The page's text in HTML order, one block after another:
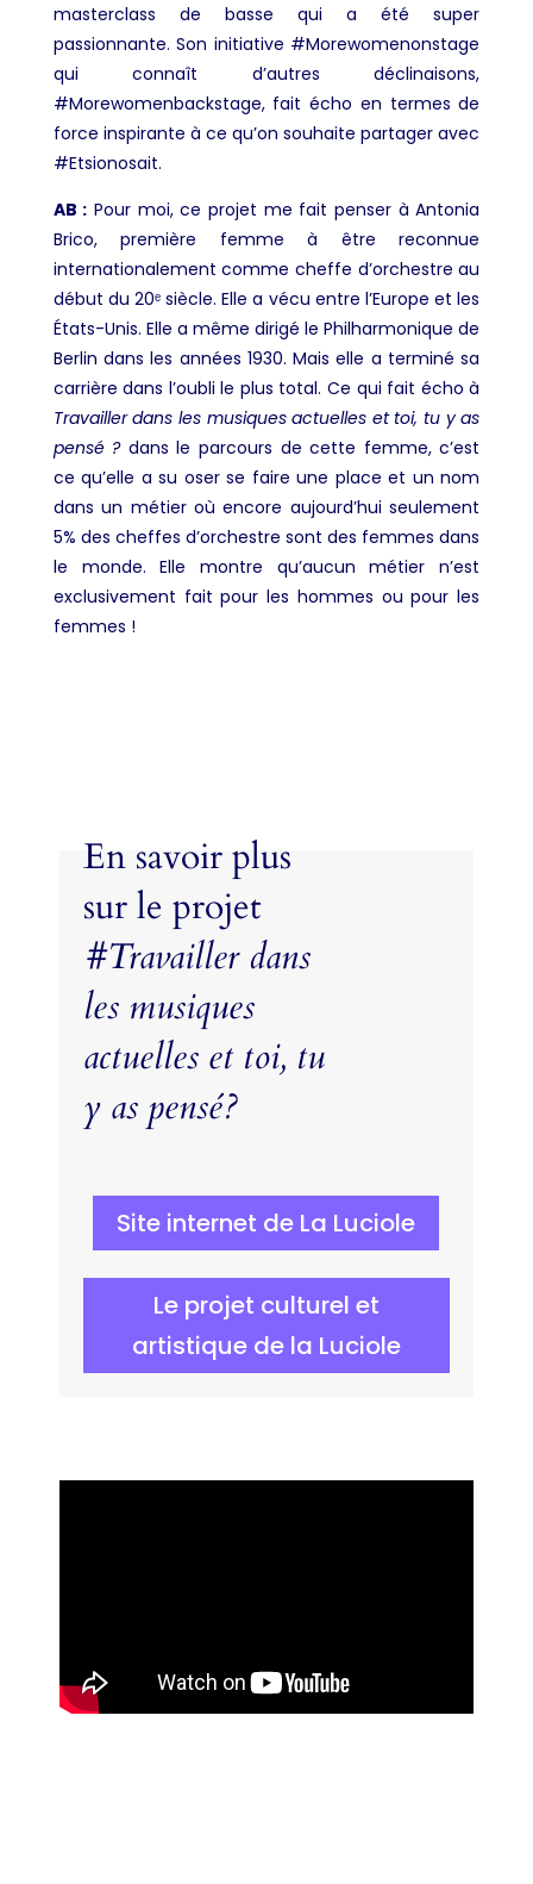
masterclass de basse qui a été super
passionnante. Son initiative #Morewomenonstage
qui connaît d’autres déclinaisons,
#Morewomenbackstage, fait écho en termes de
force inspirante à ce qu’on souhaite partager avec
#Etsionosait.
AB : Pour moi, ce projet me fait penser à Antonia
Brico, première femme à être reconnue
internationalement comme cheffe d’orchestre au
début du 20ᵉ siècle. Elle a vécu entre l’Europe et les
États-Unis. Elle a même dirigé le Philharmonique de
Berlin dans les années 1930. Mais elle a terminé sa
carrière dans l’oubli le plus total. Ce qui fait écho à
Travailler dans les musiques actuelles et toi, tu y as
pensé ?dans le parcours de cette femme, c’est
ce qu’elle a su oser se faire une place et un nom
dans un métier où encore aujourd’hui seulement
5% des cheffes d’orchestre sont des femmes dans
le monde. Elle montre qu’aucun métier n’est
exclusivement fait pour les hommes ou pour les
femmes !
En savoir plus
sur le projet
#Travailler dans
les musiques
actuelles et toi, tu
y as pensé?
Site internet de La Luciole
Le projet culturel et
artistique de la Luciole